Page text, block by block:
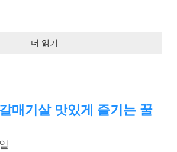
더 읽기
매기살 맛있게 즐기는 꿀